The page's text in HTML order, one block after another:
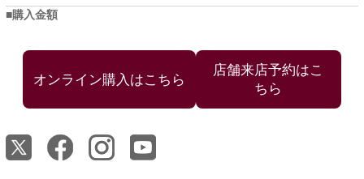
購入金額
店舗来店予約はこ
ちら